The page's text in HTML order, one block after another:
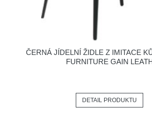
ČERNÁ JÍDELNÍ ŽIDLE Z IMITACE
FURNITURE GAIN
DETAIL PRODUKTU